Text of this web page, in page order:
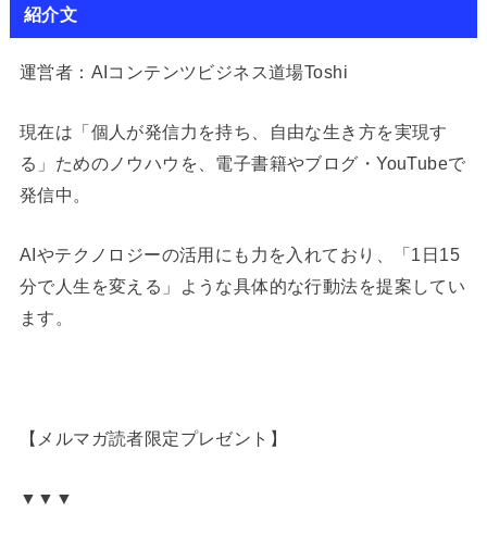
紹介文
運営者：AIコンテンツビジネス道場Toshi
現在は「個人が発信力を持ち、自由な生き方を実現す
る」ためのノウハウを、電子書籍やブログ・YouTubeで
発信中。
AIやテクノロジーの活用にも力を入れており、「1日15
分で人生を変える」ような具体的な行動法を提案してい
ます。
【メルマガ読者限定プレゼント】
▼▼▼